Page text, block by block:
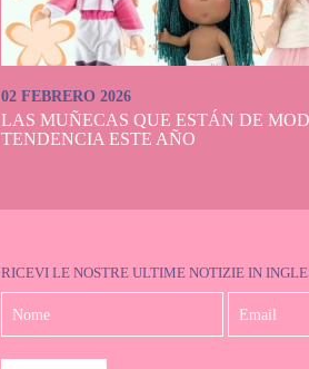
02 FEBRERO 2026
LAS MUÑECAS QUE ESTÁN DE
TENDENCIA ESTE AÑO
RICEVI LE NOSTRE ULTIME NOTIZIE IN